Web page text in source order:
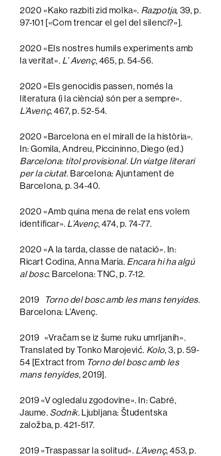
2020 «Kako razbiti zid molka». Razpotja, 39, p.
97-101 [«Com trencar el gel del silenci?»].
2020 «Els nostres humils experiments amb
la veritat». L’ Avenç, 465, p. 54-56.
2020 «Els genocidis passen, només la
literatura (i la ciència) són per a sempre».
L’Avenç, 467, p. 52-54.
2020 «Barcelona en el mirall de la història».
In: Gomila, Andreu, Piccininno, Diego (ed.)
Barcelona: títol provisional. Un viatge literari
per la ciutat. Barcelona: Ajuntament de
Barcelona, p. 34-40.
2020 «Amb quina mena de relat ens volem
identificar». L’Avenç, 474, p. 74-77.
2020 «A la tarda, classe de natació». In:
Ricart Codina, Anna Maria. Encara hi ha algú
al bosc. Barcelona: TNC, p. 7-12.
2019 Torno del bosc amb les mans tenyides.
Barcelona: L’Avenç.
2019 «Vračam se iz šume ruku umrljanih».
Translated by Tonko Marojević. Kolo, 3, p. 59-
54 [Extract from Torno del bosc amb les
mans tenyides, 2019].
2019 «V ogledalu zgodovine». In: Cabré,
Jaume. Sodnik. Ljubljana: Študentska
založba, p. 421-517.
2019 «Traspassar la solitud». L’Avenç, 453, p.